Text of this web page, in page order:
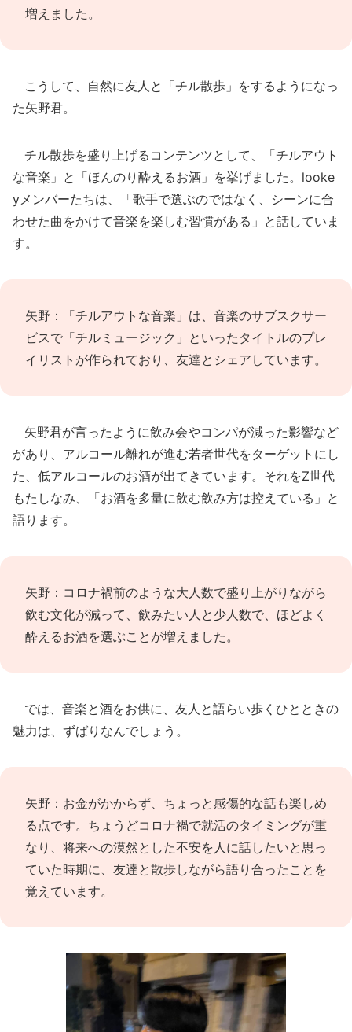
増えました。
こうして、自然に友人と「チル散歩」をするようになっ
た矢野君。
チル散歩を盛り上げるコンテンツとして、「チルアウト
な音楽」と「ほんのり酔えるお酒」を挙げました。looke
yメンバーたちは、「歌手で選ぶのではなく、シーンに合
わせた曲をかけて音楽を楽しむ習慣がある」と話していま
す。
矢野：「チルアウトな音楽」は、音楽のサブスクサー
ビスで「チルミュージック」といったタイトルのプレ
イリストが作られており、友達とシェアしています。
矢野君が言ったように飲み会やコンパが減った影響など
があり、アルコール離れが進む若者世代をターゲットにし
た、低アルコールのお酒が出てきています。それをZ世代
もたしなみ、「お酒を多量に飲む飲み方は控えている」と
語ります。
矢野：コロナ禍前のような大人数で盛り上がりながら
飲む文化が減って、飲みたい人と少人数で、ほどよく
酔えるお酒を選ぶことが増えました。
では、音楽と酒をお供に、友人と語らい歩くひとときの
魅力は、ずばりなんでしょう。
矢野：お金がかからず、ちょっと感傷的な話も楽しめ
る点です。ちょうどコロナ禍で就活のタイミングが重
なり、将来への漠然とした不安を人に話したいと思っ
ていた時期に、友達と散歩しながら語り合ったことを
覚えています。